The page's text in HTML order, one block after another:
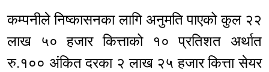
कम्पनीले निष्कासनका लागि अनुमति पाएको कुल २२
लाख ५० हजार कित्ताको १० प्रतिशत अर्थात
रु.१०० अंकित दरका २ लाख २५ हजार कित्ता सेयर